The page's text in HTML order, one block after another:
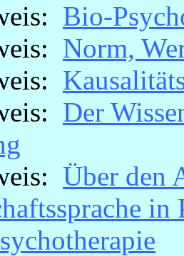
Bio-
Norm,
Der
Über den